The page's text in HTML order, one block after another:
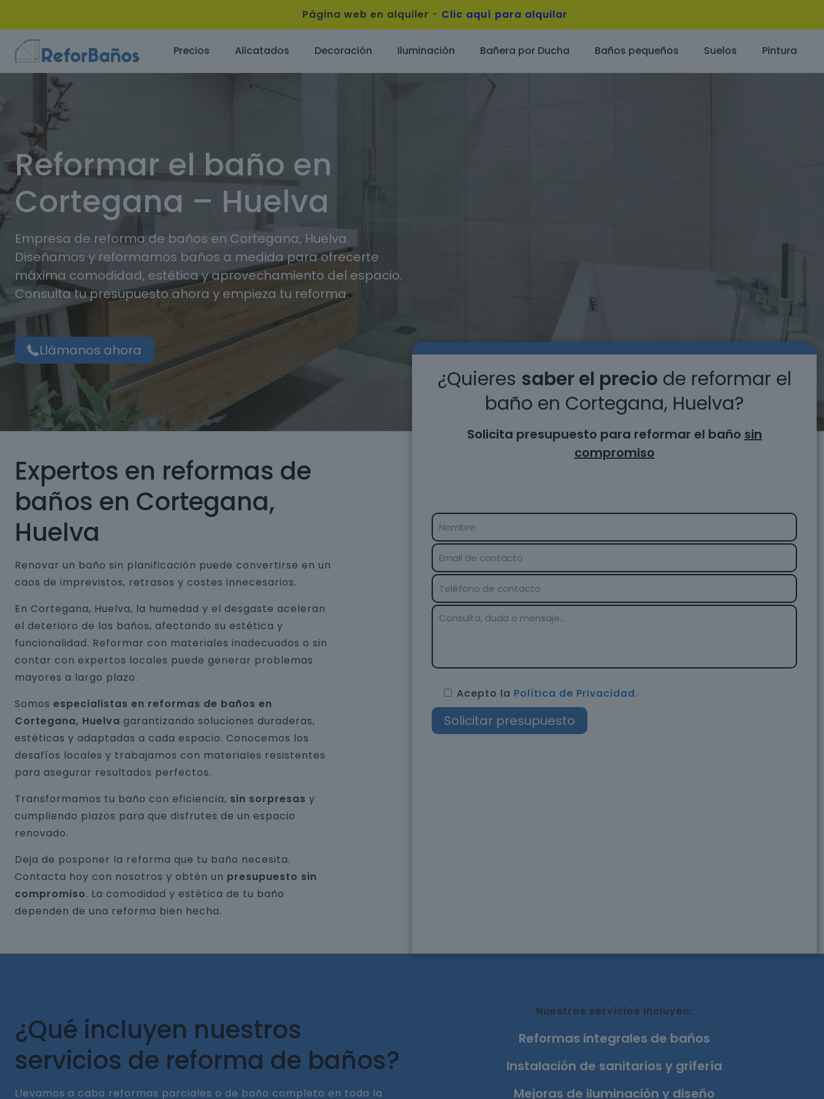
Página web en alquiler - Clic aquí para alquilar
Precios Alicatados Decoración Iluminación Bañera por Ducha Baños pequeños Suelos Pintura
Reformar el baño en
Cortegana – Huelva
Empresa de reforma de baños en Cortegana, Huelva.
Diseñamos y reformamos baños a medida para ofrecerte
máxima comodidad, estética y aprovechamiento del espacio.
Consulta tu presupuesto ahora y empieza tu reforma.
Llámanos ahora
Expertos en reformas de
baños en Cortegana,
Huelva
Renovar un baño sin planificación puede convertirse en un
caos de imprevistos, retrasos y costes innecesarios.
En Cortegana, Huelva, la humedad y el desgaste aceleran
el deterioro de los baños, afectando su estética y
funcionalidad. Reformar con materiales inadecuados o sin
contar con expertos locales puede generar problemas
mayores a largo plazo.
Somos especialistas en reformas de baños en
Cortegana, Huelva garantizando soluciones duraderas,
estéticas y adaptadas a cada espacio. Conocemos los
desafíos locales y trabajamos con materiales resistentes
para asegurar resultados perfectos.
Transformamos tu baño con eficiencia, sin sorpresas y
cumpliendo plazos para que disfrutes de un espacio
renovado.
Deja de posponer la reforma que tu baño necesita.
Contacta hoy con nosotros y obtén un presupuesto sin
compromiso. La comodidad y estética de tu baño
dependen de una reforma bien hecha.
¿Quieres saber el precio de reformar el
baño en Cortegana, Huelva?
Solicita presupuesto para reformar el baño sin
compromiso
Acepto la Política de Privacidad.
¿Qué incluyen nuestros
servicios de reforma de baños?
Llevamos a cabo reformas parciales o de baño completo en toda la
Nuestros servicios incluyen:
Reformas integrales de baños
Instalación de sanitarios y grifería
Mejoras de iluminación y diseño